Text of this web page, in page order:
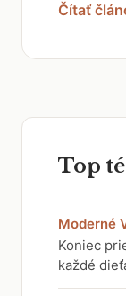
Čítať
Top
Moderné
Koniec
každé